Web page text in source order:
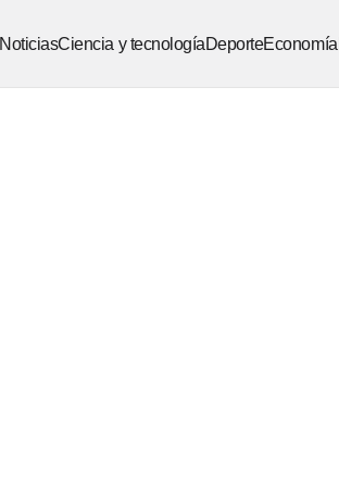
NoticiasCiencia y tecnologíaDeporteEconomía